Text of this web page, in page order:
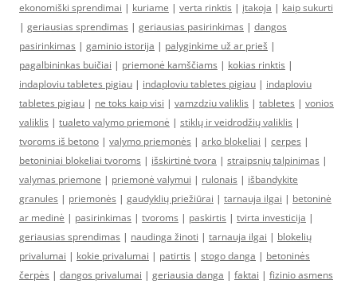
ekonomiški sprendimai | kuriame | verta rinktis | įtakoja | kaip sukurti
| geriausias sprendimas | geriausias pasirinkimas | dangos
pasirinkimas | gaminio istorija | palyginkime už ar prieš |
pagalbininkas buičiai | priemonė kamščiams | kokias rinktis |
indaploviu tabletes pigiau | indaploviu tabletes pigiau | indaploviu
tabletes pigiau | ne toks kaip visi | vamzdziu valiklis | tabletes | vonios
valiklis | tualeto valymo priemonė | stiklų ir veidrodžių valiklis |
tvoroms iš betono | valymo priemonės | arko blokeliai | cerpes |
betoniniai blokeliai tvoroms | išskirtinė tvora | straipsnių talpinimas |
valymas priemone | priemonė valymui | rulonais | išbandykite
granules | priemonės | gaudyklių priežiūrai | tarnauja ilgai | betoninė
ar medinė | pasirinkimas | tvoroms | paskirtis | tvirta investicija |
geriausias sprendimas | naudinga žinoti | tarnauja ilgai | blokelių
privalumai | kokie privalumai | patirtis | stogo danga | betoninės
čerpės | dangos privalumai | geriausia danga | faktai | fizinio asmens